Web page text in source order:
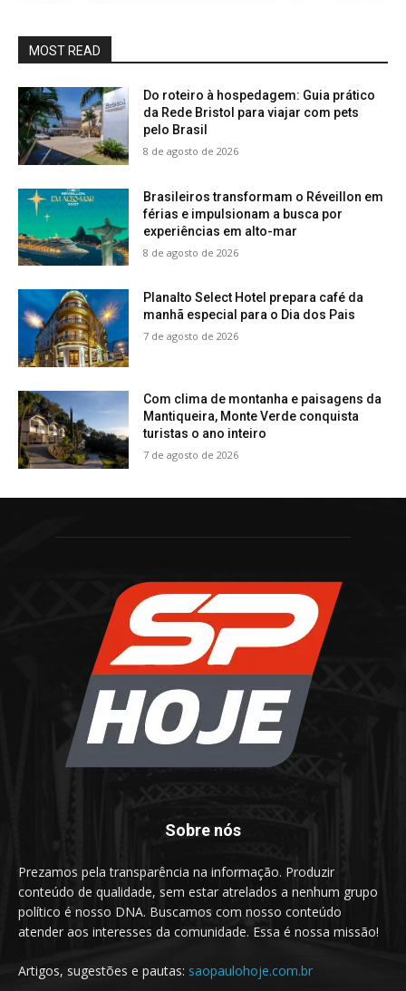
MOST READ
Do roteiro à hospedagem: Guia prático
da Rede Bristol para viajar com pets
pelo Brasil
8 de agosto de 2026
Brasileiros transformam o Réveillon em
férias e impulsionam a busca por
experiências em alto-mar
8 de agosto de 2026
Planalto Select Hotel prepara café da
manhã especial para o Dia dos Pais
7 de agosto de 2026
Com clima de montanha e paisagens da
Mantiqueira, Monte Verde conquista
turistas o ano inteiro
7 de agosto de 2026
Sobre nós
Prezamos pela transparência na informação. Produzir
conteúdo de qualidade, sem estar atrelados a nenhum grupo
político é nosso DNA. Buscamos com nosso conteúdo
atender aos interesses da comunidade. Essa é nossa missão!
Artigos, sugestões e pautas: saopaulohoje.com.br